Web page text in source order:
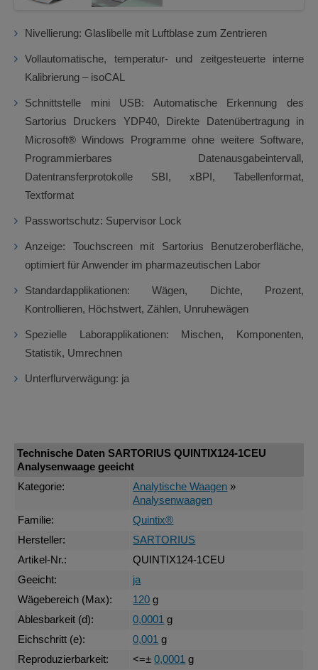
Nivellierung: Glaslibelle mit Luftblase zum Zentrieren
Vollautomatische, temperatur- und zeitgesteuerte interne
Kalibrierung – isoCAL
Schnittstelle mini USB: Automatische Erkennung des
Sartorius Druckers YDP40, Direkte Datenübertragung in
Microsoft® Windows Programme ohne weitere Software,
Programmierbares Datenausgabeintervall,
Datentransferprotokolle SBI, xBPI, Tabellenformat,
Textformat
Passwortschutz: Supervisor Lock
Anzeige: Touchscreen mit Sartorius Benutzeroberfläche,
optimiert für Anwender im pharmazeutischen Labor
Standardapplikationen: Wägen, Dichte, Prozent,
Kontrollieren, Höchstwert, Zählen, Unruhewägen
Spezielle Laborapplikationen: Mischen, Komponenten,
Statistik, Umrechnen
Unterflurverwägung: ja
Technische Daten SARTORIUS QUINTIX124-1CEU
Analysenwaage geeicht
Kategorie:
Analytische Waagen »
Analysenwaagen
Familie:
Quintix®
Hersteller:
SARTORIUS
Artikel-Nr.:
QUINTIX124-1CEU
Geeicht:
ja
Wägebereich (Max):
120 g
Ablesbarkeit (d):
0,0001 g
Eichschritt (e):
0,001 g
Reproduzierbarkeit:
<=±0,0001 g